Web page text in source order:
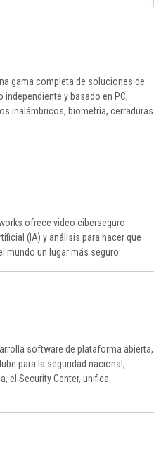
gama completa de soluciones de
y basado en PC,
inalámbricos, biometría, cerraduras
ofrece video ciberseguro
(IA) y análisis para hacer que
mundo un lugar más seguro.
software de plataforma abierta,
para la seguridad nacional,
el Security Center, unifica